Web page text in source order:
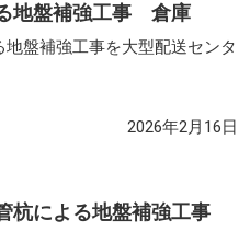
地盤補強工事 倉庫
盤補強工事を大型配送センタ
2026年2月16日
杭による地盤補強工事